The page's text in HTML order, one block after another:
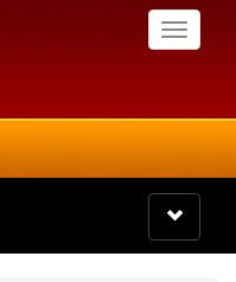
Toggle
Toggle
navigation